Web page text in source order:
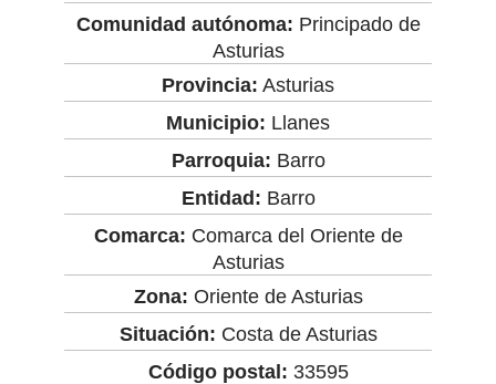
Comunidad autónoma: Principado de
Asturias
Provincia: Asturias
Municipio: Llanes
Parroquia: Barro
Entidad: Barro
Comarca: Comarca del Oriente de
Asturias
Zona: Oriente de Asturias
Situación: Costa de Asturias
Código postal: 33595